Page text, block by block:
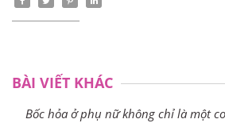
BÀI VIẾT KHÁC
Bốc hỏa ở phụ nữ không chỉ là một